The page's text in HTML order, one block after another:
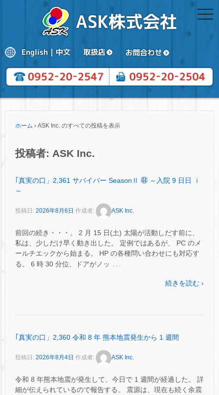
ホーム › ASK Inc. のすべての投稿を表示
投稿者: ASK Inc.
｢真実の口」2,361 サバイバー SeasonⅡ ㊹ ～入院 9 日日 ⅰ
～
投稿日: 2026年8月6日 作成者: ASK Inc.
前回の続き・・・。 2 月 15 日(土) 太陽が活動しだす前に、
私は、少しだけ早く動き出した。 定例ではあるが、 PC のメ
ールチエックから始まる。 HP の各種問い合わせにも対応す
る。 6 時 30 分位、ドアがノッ …
続きを読む ›
｢真実の口」2,360 令和 8 年 熊本地震発生から 1 週間
投稿日: 2026年8月4日 作成者: ASK Inc.
令和 8 年熊本地震が発生して、今日で 1 週間が経過した。 詳
細が伝えられているので報告する。 震源は、現在も続く余震